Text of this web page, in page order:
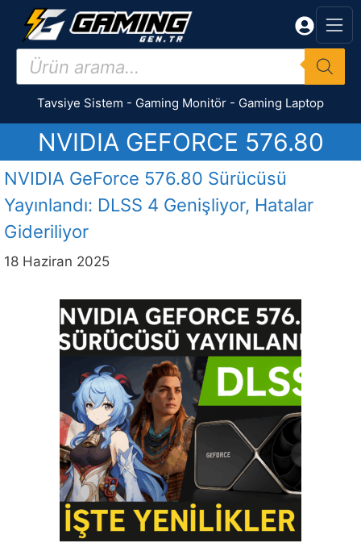
İçeriğe
Products
search
Tavsiye Sistem - Gaming Monitör - Gaming Laptop
NVIDIA GEFORCE 576.80
NVIDIA GeForce 576.80 Sürücüsü
Yayınlandı: DLSS 4 Genişliyor, Hatalar
Gideriliyor
18 Haziran 2025